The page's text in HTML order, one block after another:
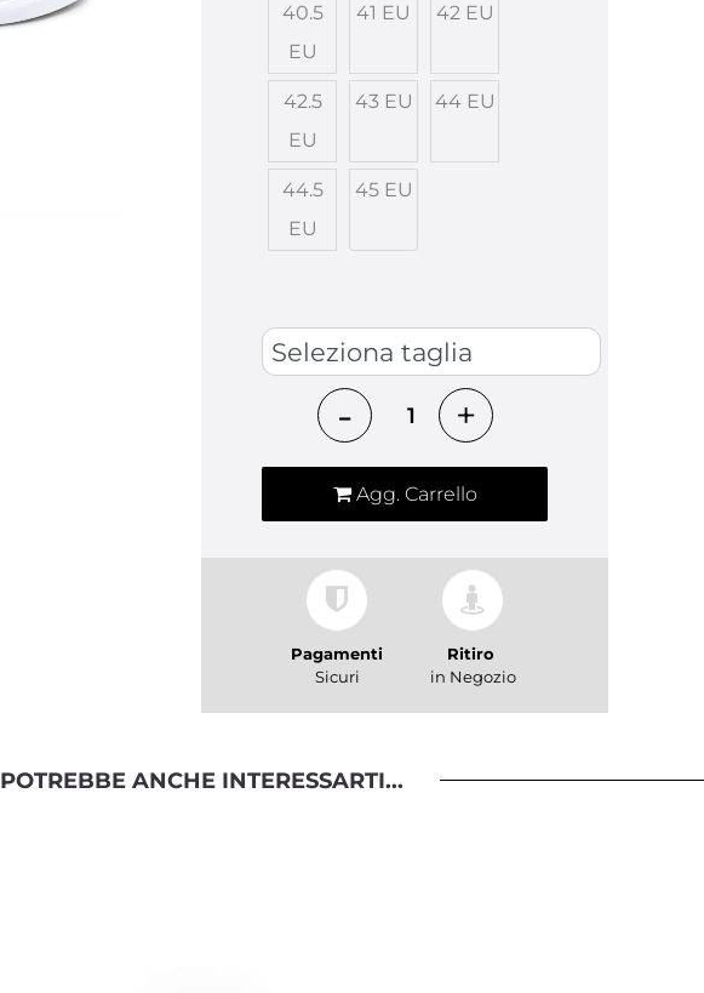
40.5
EU
41 EU 42 EU
42.5
EU
43 EU 44 EU
44.5
EU
45 EU
Quantità
Agg. Carrello
Pagamenti
Sicuri
Ritiro
in Negozio
POTREBBE ANCHE INTERESSARTI...